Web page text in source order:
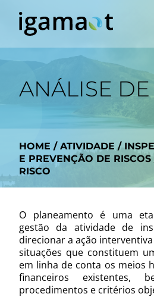
ANÁLISE
HOME / ATIVIDADE /
E PREVENÇÃO DE RISCOS
RISCO
O planeamento é uma
gestão da atividade de
direcionar a ação interventiva
situações que constituem
em linha de conta os meios
financeiros existentes,
procedimentos e critérios